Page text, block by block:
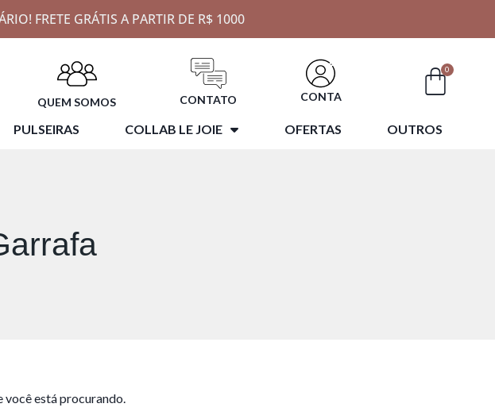
FRETE GRÁTIS A PARTIR DE R$ 1000
QUEM SOMOS CONTATO CONTA
0
PULSEIRAS COLLAB LE JOIE OFERTAS OUTROS
você está procurando.